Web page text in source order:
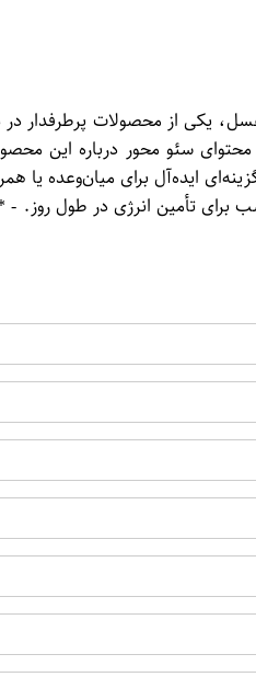
50 گرمی از برند محبوب شیرین
محتوای سئو محور درباره
و دلپذیر ایجاد می‌کنند. - **وزن مناسب**: با
برای تأمین انرژی در طول